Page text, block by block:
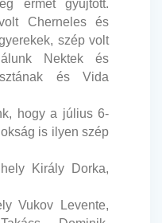
érmet gyűjtött.
Cherneles és
szép volt
Nektek és
és Vida
hogy a július 6-
is ilyen szép
Király Dorka,
Vukov Levente,